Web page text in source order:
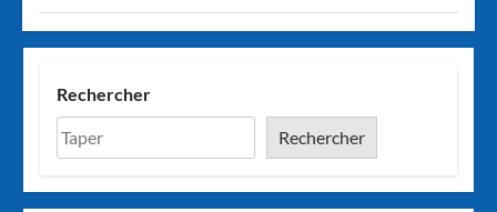
Rechercher
Rechercher